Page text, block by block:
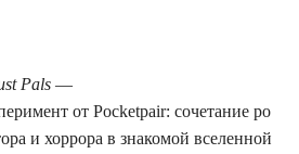
Pals —
от Pocketpair: сочетание ро
и хоррора в знакомой вселенной